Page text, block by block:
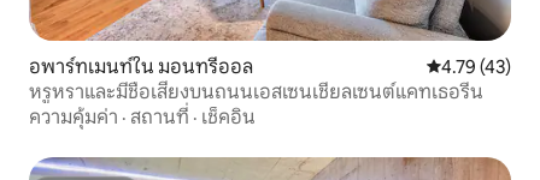
อพาร์ทเมนท์ใน มอนทรีออล คะแนนเฉลี่ย
4.79 (43)
หรูหราและมีชื่อเสียงบนถนนเอสเซนเชียลเซนต์แคทเธอรีน
ความคุ้มค่า · สถานที่ · เช็คอิน